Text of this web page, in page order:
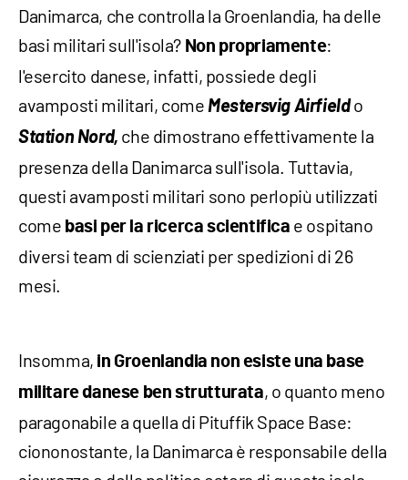
Danimarca, che controlla la Groenlandia, ha delle
basi militari sull'isola? Non propriamente:
l'esercito danese, infatti, possiede degli
avamposti militari, come Mestersvig Airfieldo
Station Nord, che dimostrano effettivamente la
presenza della Danimarca sull'isola. Tuttavia,
questi avamposti militari sono perlopiù utilizzati
come basi per la ricerca scientifica e ospitano
diversi team di scienziati per spedizioni di 26
mesi.
Insomma, in Groenlandia non esiste una base
militare danese ben strutturata, o quanto meno
paragonabile a quella di Pituffik Space Base:
ciononostante, la Danimarca è responsabile della